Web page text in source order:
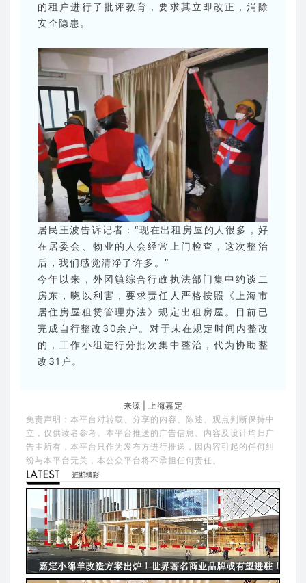
的租户进行了批评教育，要求其立即改正，消除
安全隐患。
居民王波告诉记者：“现在出租房屋的人很多，好
在居委会、物业的人会经常上门检查，这次整治
后，我们感觉清净了许多。”
今年以来，外冈镇综合行政执法部门集中约谈二
房东，晓以利害，要求责任人严格按照《上海市
居住房屋租赁管理办法》规定出租房屋。目前已
完成自行整改30余户。对于未在规定时间内整改
的，工作小组进行分批次集中整治，代为协助整
改31户。
来源 | 上海嘉定
免责声明：本平台对转载、分享的内容、陈述、观点判断保持中
立，仅供读者参考。本平台推送的广告信息、内容及设计均归广
告主所有，本平台只作为发布方进行推送，因内容引起的任何纠
纷与本平台无关，本公众平台将不承担任何责任。